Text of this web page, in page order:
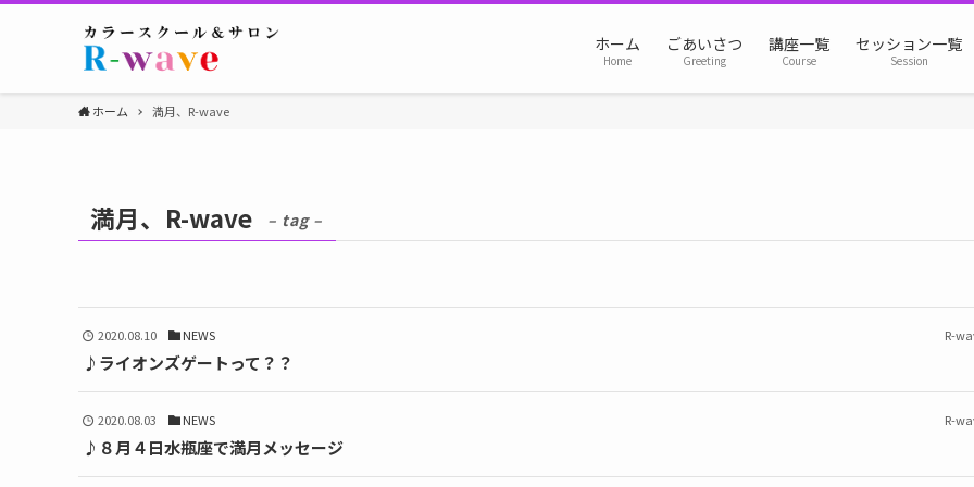
ホーム
Home
ごあいさつ
Greeting
講座一覧
Course
セッション一覧
Session
ホーム 満月、R-wave
満月、R-wave – tag –
2020.08.10 NEWS R-
♪ライオンズゲートって？？
2020.08.03 NEWS R-
♪８月４日水瓶座で満月メッセージ